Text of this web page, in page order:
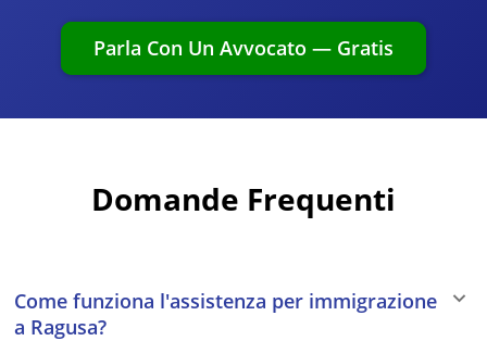
Parla Con Un Avvocato — Gratis
Domande Frequenti
Come funziona l'assistenza per immigrazione
a Ragusa?